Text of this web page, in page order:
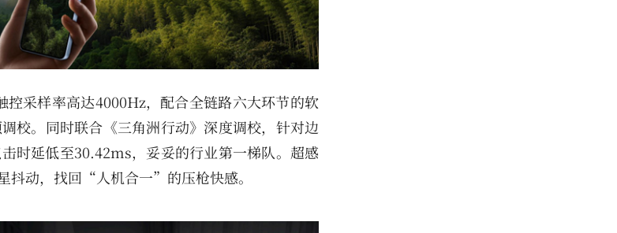
采样率高达4000Hz，配合全链路六大环节的软
校。同时联合《三角洲行动》深度调校，针对边
时延低至30.42ms，妥妥的行业第一梯队。超感
抖动，找回“人机合一”的压枪快感。